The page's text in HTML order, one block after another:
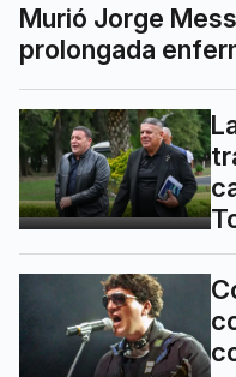
Murió Jorge
prolongada